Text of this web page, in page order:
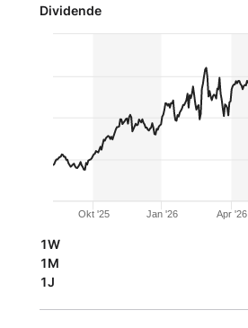
Dividende
Okt '25 Jan '26 Apr '26
1W
1M
1J